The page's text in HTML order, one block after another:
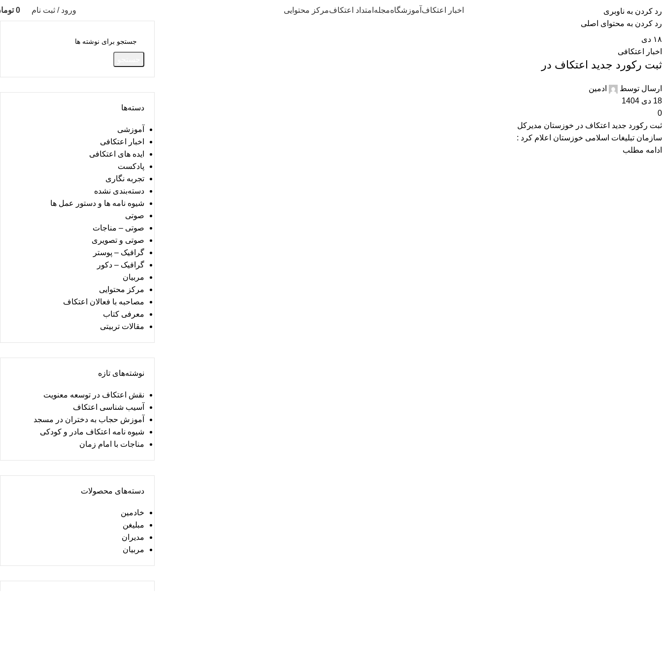
رد کردن به ناوبری
رد کردن به محتوای اصلی
اخبار اعتکاف آموزشگاهمجله امتداد اعتکافمرکز محتوایی ورود / ثبت نام 0
۱۸ دی
اخبار اعتکافی
ثبت رکورد جدید اعتکاف در
ارسال توسط
ادمین
18 دی 1404
0
ثبت رکورد جدید اعتکاف در خوزستان مدیرکل
سازمان تبلیغات اسلامی خوزستان اعلام کرد :
امسال مراسم اعتکاف در ...
ادامه مطلب
دسته‌ها
آموزشی
اخبار اعتکافی
ایده های اعتکافی
پادکست
تجربه نگاری
دسته‌بندی نشده
شیوه نامه ها و دستور عمل ها
صوتی
صوتی – مناجات
صوتی و تصویری
گرافیک – پوستر
گرافیک – دکور
مربیان
مرکز محتوایی
مصاحبه با فعالان اعتکاف
معرفی کتاب
مقالات تربیتی
نوشته‌های تازه
نقش اعتکاف در توسعه معنویت
آسیب شناسی اعتکاف
آموزش حجاب به دختران در مسجد
شیوه نامه اعتکاف مادر و کودکی
مناجات با امام زمان
دسته‌های محصولات
خادمین
مبلیغن
مدیران
مربیان